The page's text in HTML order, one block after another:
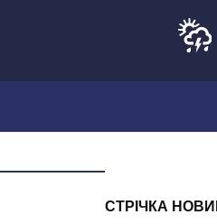
СТРІЧКА